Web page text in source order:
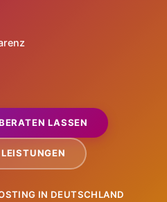
LASSEN
IN DEUTSCHLAND